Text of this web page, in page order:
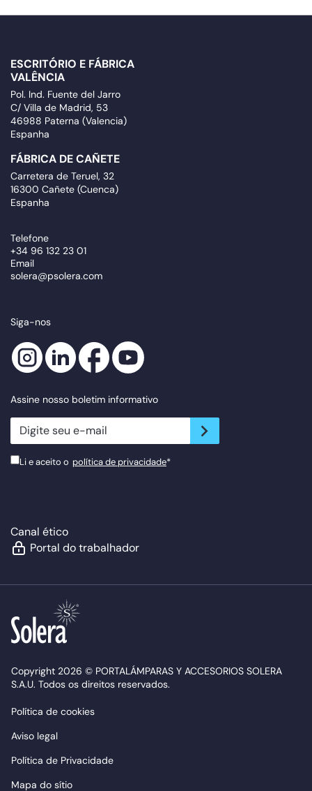
ESCRITÓRIO E FÁBRICA
VALÊNCIA
Pol. Ind. Fuente del Jarro
C/ Villa de Madrid, 53
46988 Paterna (Valencia)
Espanha
FÁBRICA DE CAÑETE
Carretera de Teruel, 32
16300 Cañete (Cuenca)
Espanha
Telefone
+34 96 132 23 01
Email
solera@psolera.com
Siga-nos
Assine nosso boletim informativo
newsletter.suscribe
Li e aceito o política de privacidade*
Canal ético
Portal do trabalhador
Copyright 2026 © PORTALÁMPARAS Y ACCESORIOS SOLERA
S.A.U. Todos os direitos reservados.
Política de cookies
Aviso legal
Política de Privacidade
Mapa do sítio